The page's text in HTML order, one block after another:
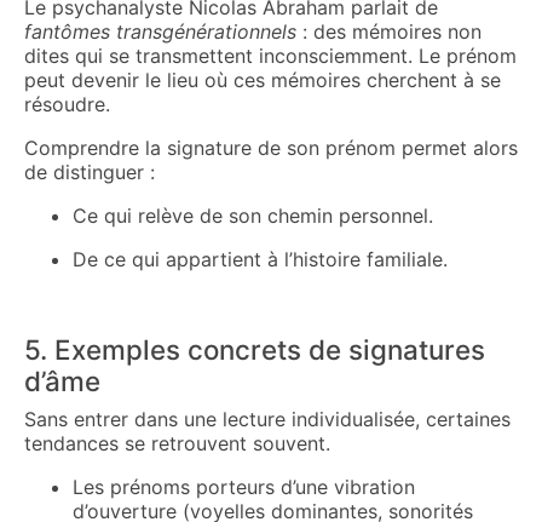
Le psychanalyste Nicolas Abraham parlait de
fantômes transgénérationnels : des mémoires non
dites qui se transmettent inconsciemment. Le prénom
peut devenir le lieu où ces mémoires cherchent à se
résoudre.
Comprendre la signature de son prénom permet alors
de distinguer :
Ce qui relève de son chemin personnel.
De ce qui appartient à l’histoire familiale.
5. Exemples concrets de signatures
d’âme
Sans entrer dans une lecture individualisée, certaines
tendances se retrouvent souvent.
Les prénoms porteurs d’une vibration
d’ouverture (voyelles dominantes, sonorités